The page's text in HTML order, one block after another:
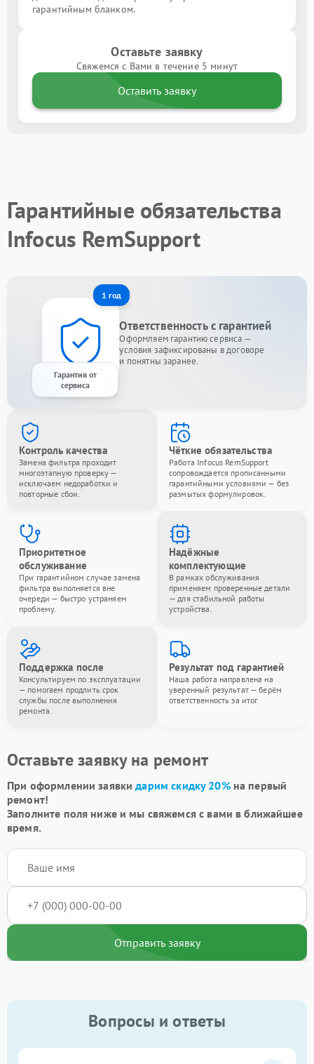
гарантийным бланком.
Оставьте заявку
Свяжемся с Вами в течение 5 минут
Оставить заявку
Гарантийные обязательства
Infocus RemSupport
1 год
Гарантия от
сервиса
Ответственность с гарантией
Оформляем гарантию сервиса —
условия зафиксированы в договоре
и понятны заранее.
Контроль качества
Замена фильтра проходит
многоэтапную проверку —
исключаем недоработки и
повторные сбои.
Чёткие обязательства
Работа Infocus RemSupport
сопровождается прописанными
гарантийными условиями — без
размытых формулировок.
Приоритетное
обслуживание
При гарантийном случае замена
фильтра выполняется вне
очереди — быстро устраняем
проблему.
Надёжные
комплектующие
В рамках обслуживания
применяем проверенные детали
— для стабильной работы
устройства.
Поддержка после
Консультируем по эксплуатации
— помогаем продлить срок
службы после выполнения
ремонта.
Результат под гарантией
Наша работа направлена на
уверенный результат — берём
ответственность за итог.
Оставьте заявку на ремонт
При оформлении заявкидарим скидку 20%на первый
ремонт!
Заполните поля ниже и мы свяжемся с вами в ближайшее
время.
Отправить заявку
Вопросы и ответы